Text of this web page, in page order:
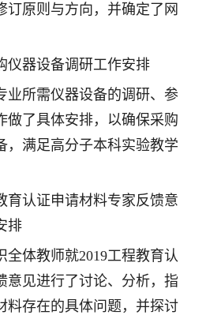
订原则与方向，并确定了网
仪器设备调研工作安排
业所需仪器设备的调研、参
做了具体安排，以确保采购
，满足高分子本科实验教学
育认证申请材料专家反馈意
排
全体教师就2019工程教育认
意见进行了讨论、分析，指
料存在的具体问题，并探讨